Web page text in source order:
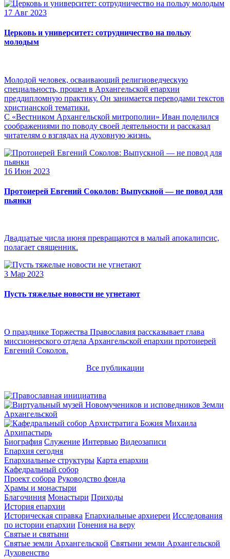
17 Авг 2023
Церковь и университет: сотрудничество на пользу
молодым
Молодой человек, осваивающий религиоведческую
специальность, прошел в Архангельской епархии
преддипломную практику. Он занимается переводами текстов
христианской тематики.
С «Вестником Архангельской митрополии» Иван поделился
соображениями по поводу своей деятельности и рассказал
читателям о взглядах на духовную жизнь.
16 Июн 2023
Протоиерей Евгений Соколов: Выпускной — не повод для
пьянки
Двадцатые числа июня превращаются в малый апокалипсис,
полагает священник.
3 Мар 2023
Пусть тяжелые новости не угнетают
О празднике Торжества Православия рассказывает глава
миссионерского отдела Архангельской епархии протоиерей
Евгений Соколов.
Все публикации
Архипастырь
Биография Служение Интервью Видеозаписи
Епархия сегодня
Епархиальные структуры Карта епархии
Кафедральный собор
Проект собора Руководство фонда
Храмы и монастыри
Благочиния Монастыри Приходы
История епархии
Историческая справка Епархиальные архиереи Исследования
по истории епархии Гонения на веру
Святые и святыни
Святые земли Архангельской Святыни земли Архангельской
Духовенство